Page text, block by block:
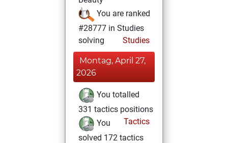
You are ranked
#28777 in Studies
solving
Studies
Montag, April 27,
2026
You totalled
331 tactics positions
Tactics
You
solved 172 tactics